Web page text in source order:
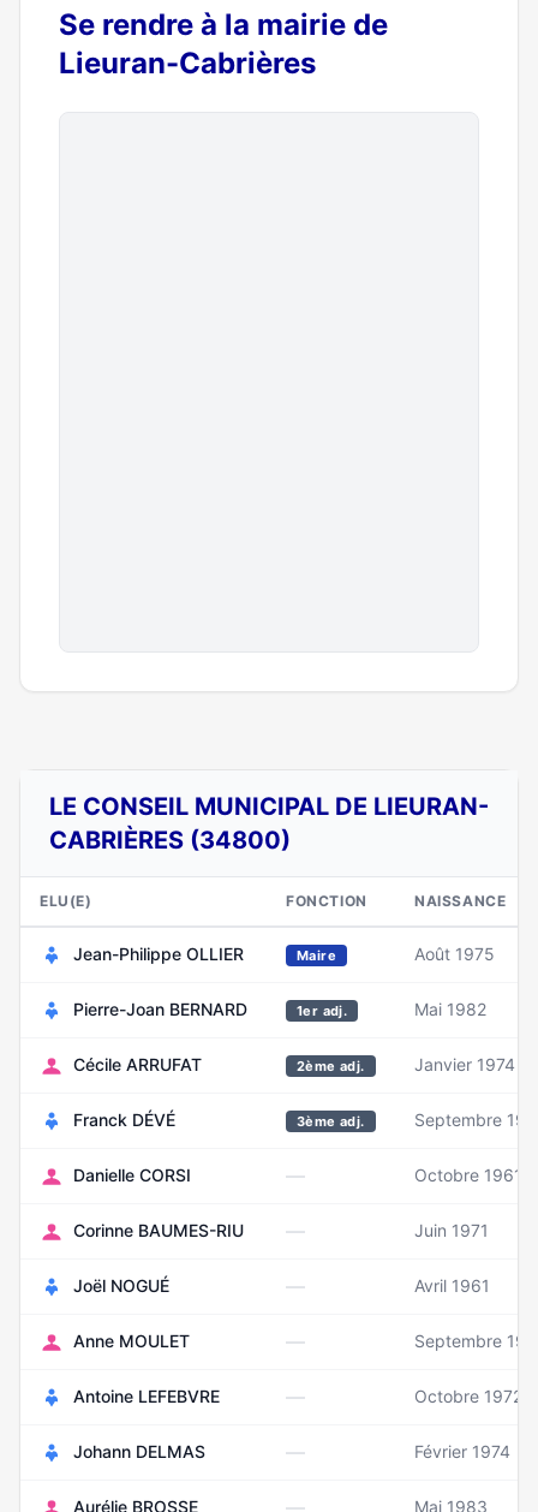
Se rendre à la mairie de
Lieuran-Cabrières
LE CONSEIL MUNICIPAL DE LIEURAN-
CABRIÈRES (34800)
ELU(E) FONCTION NAISSANCE
Jean-Philippe OLLIER Maire Août 1975
Pierre-Joan BERNARD 1er adj. Mai 1982
Cécile ARRUFAT 2ème adj. Janvier 1974
Franck DÉVÉ 3ème adj. Septembre
Danielle CORSI — Octobre 1961
Corinne BAUMES-RIU — Juin 1971
Joël NOGUÉ — Avril 1961
Anne MOULET — Septembre
Antoine LEFEBVRE — Octobre 1972
Johann DELMAS — Février 1974
Aurélie BROSSE — Mai 1983